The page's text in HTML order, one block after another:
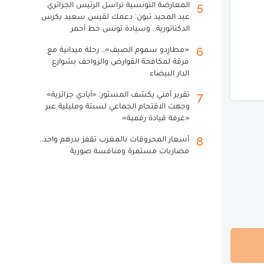
5
المعارضة التونسية تراسل الرئيس الجزائري
عبد المجيد تبون: دعمك لقيس سعيد يكرس
الدكتاتورية.. وسيادة تونس خط أحمر
6
«مطارِدو سموم الصيف».. رحلة ميدانية مع
فرقة لمكافحة القوارض والزواحف بشوارع
الدار البيضاء
7
تقرير أمني يكشف المستور: «أيادي جزائرية»
وجهت الاقتحام الجماعي لسبتة ومليلية عبر
«غرفة قيادة رقمية»
8
أسعار المحروقات بالمغرب تقفز بدرهم واحد..
مضاربات مستمرة ومنافسة صورية